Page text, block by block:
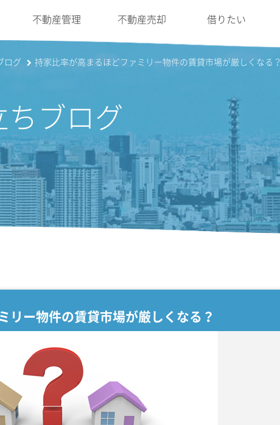
不動産管理 不動産売却 借りたい
ログ 持家比率が高まるほどファミリー物件の賃貸市場が厳しくなる？
ブログ
リー物件の賃貸市場が厳しくなる？